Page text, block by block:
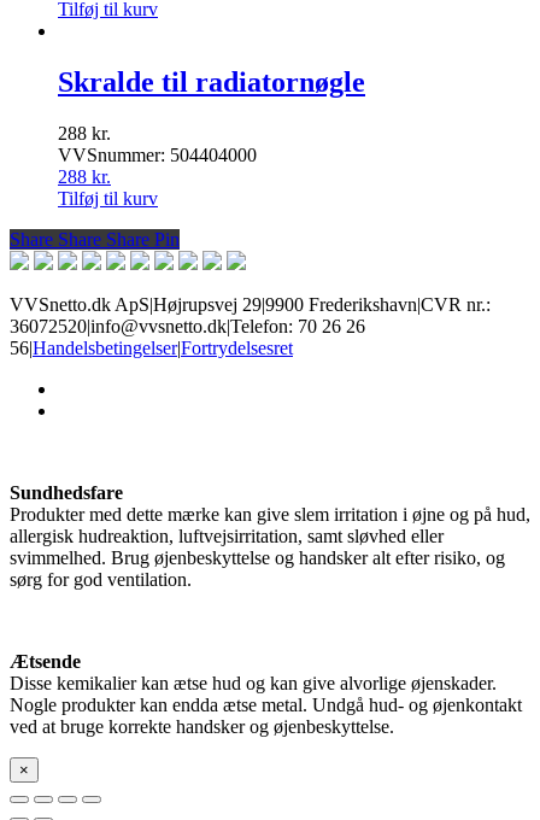
Tilføj til kurv
Skralde til radiatornøgle
288 kr.
VVSnummer: 504404000
288 kr.
Tilføj til kurv
Share
Share Share Share Pin
VVSnetto.dk ApS|Højrupsvej 29|9900 Frederikshavn|CVR nr.:
36072520|info@vvsnetto.dk|Telefon: 70 26 26
56|Handelsbetingelser|Fortrydelsesret
Sundhedsfare
Produkter med dette mærke kan give slem irritation i øjne og på hud,
allergisk hudreaktion, luftvejsirritation, samt sløvhed eller
svimmelhed. Brug øjenbeskyttelse og handsker alt efter risiko, og
sørg for god ventilation.
Ætsende
Disse kemikalier kan ætse hud og kan give alvorlige øjenskader.
Nogle produkter kan endda ætse metal. Undgå hud- og øjenkontakt
ved at bruge korrekte handsker og øjenbeskyttelse.
×